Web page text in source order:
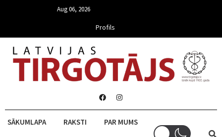
Aug 06, 2026
Profils
SĀKUMLAPA RAKSTI PAR MUMS